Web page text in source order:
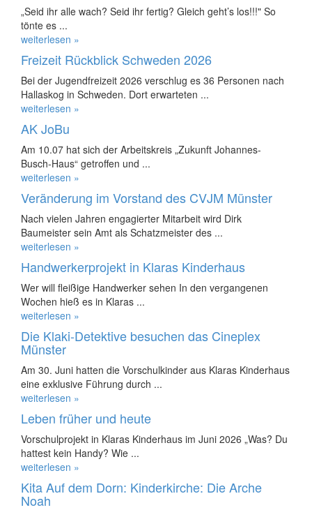
„Seid ihr alle wach? Seid ihr fertig? Gleich geht’s los!!!" So
tönte es ...
weiterlesen »
Freizeit Rückblick Schweden 2026
Bei der Jugendfreizeit 2026 verschlug es 36 Personen nach
Hallaskog in Schweden. Dort erwarteten ...
weiterlesen »
AK JoBu
Am 10.07 hat sich der Arbeitskreis „Zukunft Johannes-
Busch-Haus“ getroffen und ...
weiterlesen »
Veränderung im Vorstand des CVJM Münster
Nach vielen Jahren engagierter Mitarbeit wird Dirk
Baumeister sein Amt als Schatzmeister des ...
weiterlesen »
Handwerkerprojekt in Klaras Kinderhaus
Wer will fleißige Handwerker sehen In den vergangenen
Wochen hieß es in Klaras ...
weiterlesen »
Die Klaki-Detektive besuchen das Cineplex
Münster
Am 30. Juni hatten die Vorschulkinder aus Klaras Kinderhaus
eine exklusive Führung durch ...
weiterlesen »
Leben früher und heute
Vorschulprojekt in Klaras Kinderhaus im Juni 2026 „Was? Du
hattest kein Handy? Wie ...
weiterlesen »
Kita Auf dem Dorn: Kinderkirche: Die Arche
Noah